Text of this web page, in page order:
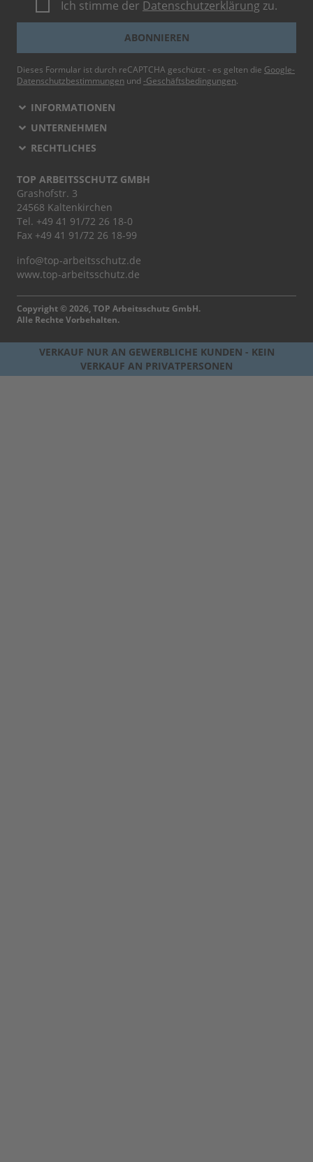
Ich stimme der Datenschutzerklärung zu.
ABONNIEREN
Dieses Formular ist durch reCAPTCHA geschützt - es gelten die Google-
Datenschutzbestimmungen und -Geschäftsbedingungen.
INFORMATIONEN
UNTERNEHMEN
RECHTLICHES
TOP ARBEITSSCHUTZ GMBH
Grashofstr. 3
24568 Kaltenkirchen
Tel. +49 41 91/72 26 18-0
Fax +49 41 91/72 26 18-99
info@top-arbeitsschutz.de
www.top-arbeitsschutz.de
Copyright © 2026, TOP Arbeitsschutz GmbH.
Alle Rechte Vorbehalten.
VERKAUF NUR AN GEWERBLICHE KUNDEN - KEIN
VERKAUF AN PRIVATPERSONEN